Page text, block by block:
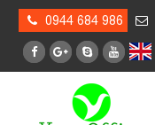
0944 684 986